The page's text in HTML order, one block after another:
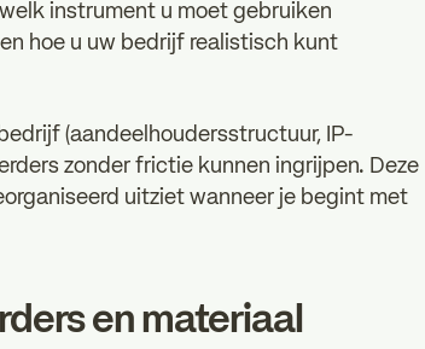
instrument u moet gebruiken
hoe u uw bedrijf realistisch kunt
(aandeelhoudersstructuur, IP-
zonder frictie kunnen ingrijpen. Deze
uitziet wanneer je begint met
en materiaal